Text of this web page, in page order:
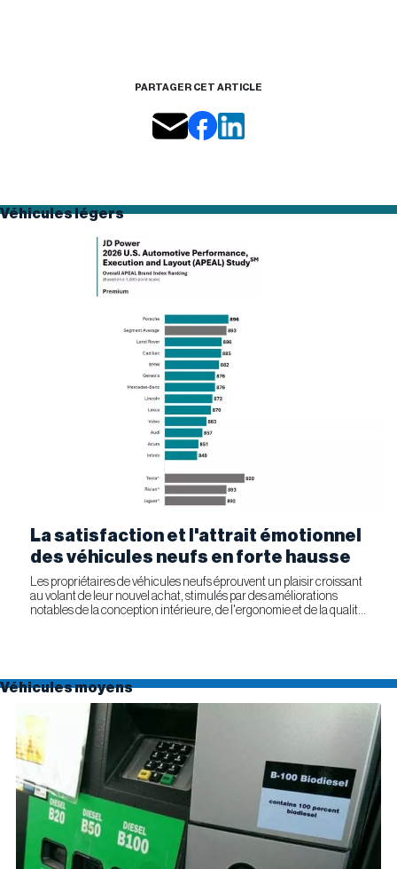
PARTAGER CET ARTICLE
Véhicules légers
La satisfaction et l'attrait émotionnel
des véhicules neufs en forte hausse
Les propriétaires de véhicules neufs éprouvent un plaisir croissant
au volant de leur nouvel achat, stimulés par des améliorations
notables de la conception intérieure, de l'ergonomie et de la qualité
Véhicules moyens